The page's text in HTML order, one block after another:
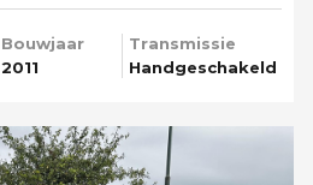
Bouwjaar
2011
Transmissie
Handgeschakeld